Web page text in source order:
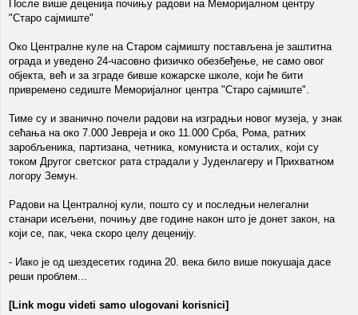
После више деценија почињу радови на Меморијалном центру
"Старо сајмиште"
Око Централне куле на Старом сајмишту постављена је заштитна
ограда и уведено 24-часовно физичко обезбеђење, не само овог
објекта, већ и за зграде бивше кожарске школе, који ће бити
привремено седиште Меморијалног центра "Старо сајмиште".
Тиме су и званично почели радови на изградњи новог музеја, у знак
сећања на око 7.000 Јевреја и око 11.000 Срба, Рома, ратних
заробљеника, партизана, четника, комуниста и осталих, који су
током Другог светског рата страдали у Јуденлагеру и Прихватном
логору Земун.
Радови на Централној кули, пошто су и последњи нелегални
станари исељени, почињу две године након што је донет закон, на
који се, пак, чека скоро целу деценију.
- Иако је од шездесетих година 20. века било више покушаја дасе
реши проблем...
[Link mogu videti samo ulogovani korisnici]